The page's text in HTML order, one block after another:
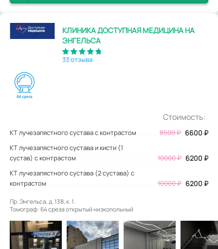
КЛИНИКА ДОСТУПНАЯ МЕДИЦИНА НА
ЭНГЕЛЬСА
33 отзыва
Стоимость:
КТ лучезапястного сустава с контрастом 8500₽ 6600 ₽
КТ лучезапястного сустава и кисти (1
сустав) с контрастом
10000 ₽ 6200 ₽
КТ лучезапястного сустава (2 сустава) с
контрастом
10000 ₽ 6200 ₽
Пр. Энгельса, д. 138, к. 1.
Томограф: 64 среза открытый низкопольный